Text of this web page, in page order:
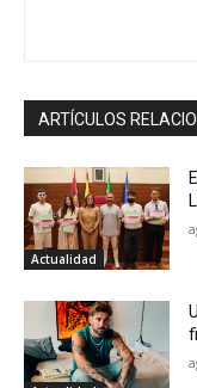
ARTÍCULOS
Actualidad